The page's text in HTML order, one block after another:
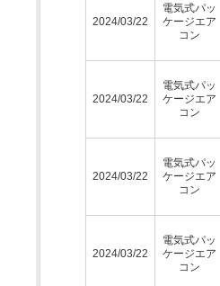
2024/03/22
電気式パッ
ケージエア
コン
2024/03/22
電気式パッ
ケージエア
コン
2024/03/22
電気式パッ
ケージエア
コン
2024/03/22
電気式パッ
ケージエア
コン